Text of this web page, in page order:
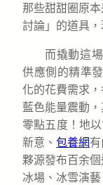
那些甜甜圈原
討論」的道具
而撬動這
供應側的精準
化的花費需求
藍色能量震動
零點五度！地
新意、 包養網
夥源發布百余
冰場、冰雪演